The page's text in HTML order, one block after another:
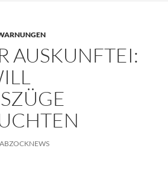
AUSKUNFTEI:
ABZOCKNEWS